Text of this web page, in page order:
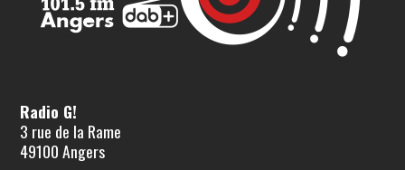
Radio G!
3 rue de la Rame
49100 Angers